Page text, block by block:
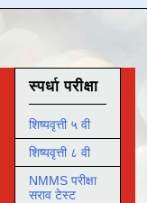
स्पर्धा परीक्षा
शिष्यवृत्ती ५ वी
शिष्यवृत्ती ८ वी
NMMS परीक्षा
सराव टेस्ट